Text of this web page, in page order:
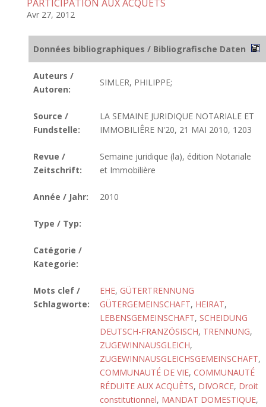
PARTICIPATION AUX ACQUÈTS
Avr 27, 2012
Données bibliographiques / Bibliografische Daten
Auteurs /
Autoren:
SIMLER, PHILIPPE;
Source /
Fundstelle:
LA SEMAINE JURIDIQUE NOTARIALE ET
IMMOBILIÊRE N'20, 21 MAI 2010, 1203
Revue /
Zeitschrift:
Semaine juridique (la), édition Notariale
et Immobilière
Année / Jahr: 2010
Type / Typ:
Catégorie /
Kategorie:
Mots clef /
Schlagworte:
EHE, GÜTERTRENNUNG
GÜTERGEMEINSCHAFT, HEIRAT,
LEBENSGEMEINSCHAFT, SCHEIDUNG
DEUTSCH-FRANZÖSISCH, TRENNUNG,
ZUGEWINNAUSGLEICH,
ZUGEWINNAUSGLEICHSGEMEINSCHAFT,
COMMUNAUTÉ DE VIE, COMMUNAUTÉ
RÉDUITE AUX ACQUÈTS, DIVORCE, Droit
constitutionnel, MANDAT DOMESTIQUE,